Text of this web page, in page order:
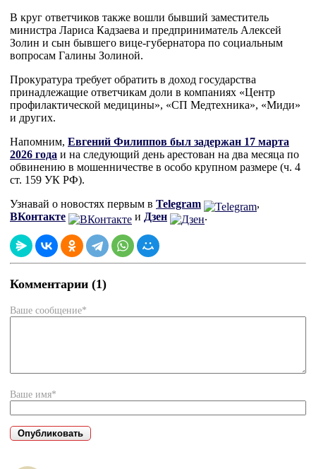
В круг ответчиков также вошли бывший заместитель
министра Лариса Кадзаева и предприниматель Алексей
Золин и сын бывшего вице-губернатора по социальным
вопросам Галины Золиной.
Прокуратура требует обратить в доход государства
принадлежащие ответчикам доли в компаниях «Центр
профилактической медицины», «СП Медтехника», «Миди»
и других.
Напомним, Евгений Филиппов был задержан 17 марта
2026 года и на следующий день арестован на два месяца по
обвинению в мошенничестве в особо крупном размере (ч. 4
ст. 159 УК РФ).
Узнавай о новостях первым в Telegram
,
ВКонтакте
и Дзен .
Комментарии (1)
Ваше сообщение*
Ваше имя*